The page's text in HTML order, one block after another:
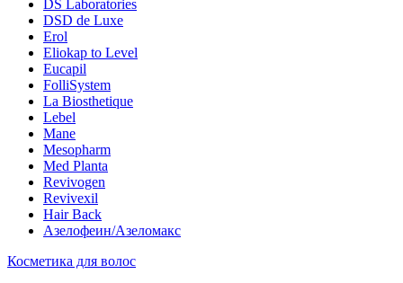
DS Laboratories
DSD de Luxe
Erol
Eliokap to Level
Eucapil
FolliSystem
La Biosthetique
Lebel
Mane
Mesopharm
Med Planta
Revivogen
Revivexil
Hair Back
Азелофеин/Aзеломакс
Косметика для волос